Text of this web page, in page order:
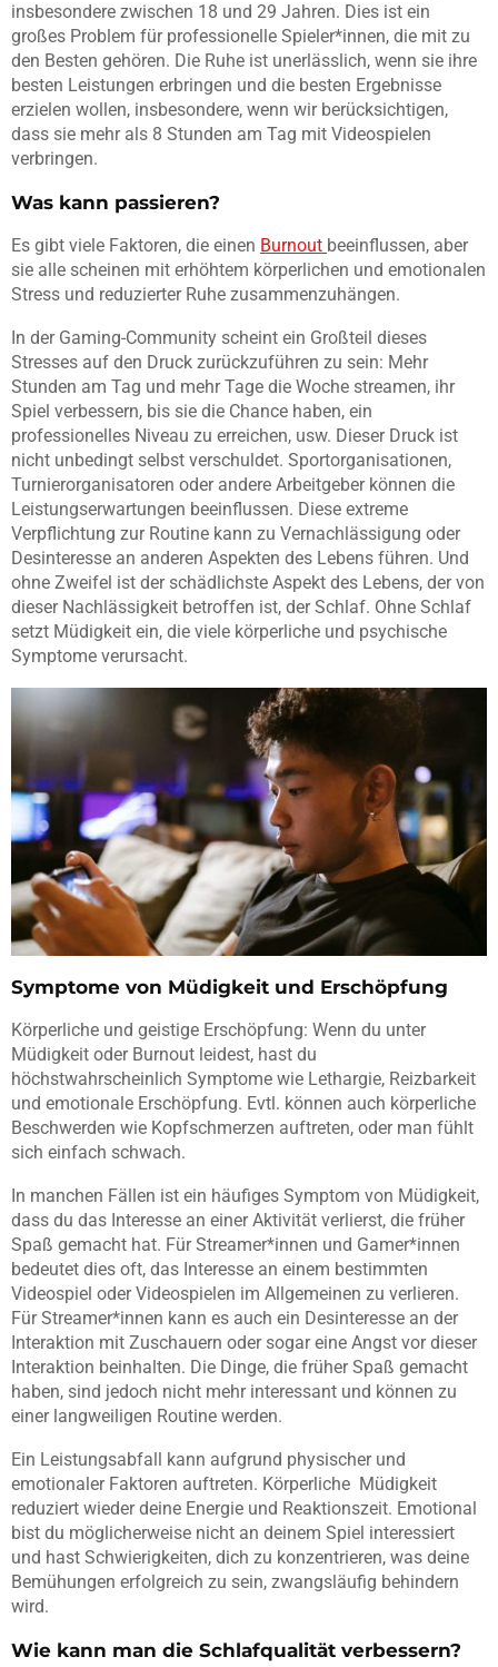
insbesondere zwischen 18 und 29 Jahren. Dies ist ein
großes Problem für professionelle Spieler*innen, die mit zu
den Besten gehören. Die Ruhe ist unerlässlich, wenn sie ihre
besten Leistungen erbringen und die besten Ergebnisse
erzielen wollen, insbesondere, wenn wir berücksichtigen,
dass sie mehr als 8 Stunden am Tag mit Videospielen
verbringen.
Was kann passieren?
Es gibt viele Faktoren, die einen Burnout beeinflussen, aber
sie alle scheinen mit erhöhtem körperlichen und emotionalen
Stress und reduzierter Ruhe zusammenzuhängen.
In der Gaming-Community scheint ein Großteil dieses
Stresses auf den Druck zurückzuführen zu sein: Mehr
Stunden am Tag und mehr Tage die Woche streamen, ihr
Spiel verbessern, bis sie die Chance haben, ein
professionelles Niveau zu erreichen, usw. Dieser Druck ist
nicht unbedingt selbst verschuldet. Sportorganisationen,
Turnierorganisatoren oder andere Arbeitgeber können die
Leistungserwartungen beeinflussen. Diese extreme
Verpflichtung zur Routine kann zu Vernachlässigung oder
Desinteresse an anderen Aspekten des Lebens führen. Und
ohne Zweifel ist der schädlichste Aspekt des Lebens, der von
dieser Nachlässigkeit betroffen ist, der Schlaf. Ohne Schlaf
setzt Müdigkeit ein, die viele körperliche und psychische
Symptome verursacht.
Symptome von Müdigkeit und Erschöpfung
Körperliche und geistige Erschöpfung: Wenn du unter
Müdigkeit oder Burnout leidest, hast du
höchstwahrscheinlich Symptome wie Lethargie, Reizbarkeit
und emotionale Erschöpfung. Evtl. können auch körperliche
Beschwerden wie Kopfschmerzen auftreten, oder man fühlt
sich einfach schwach.
In manchen Fällen ist ein häufiges Symptom von Müdigkeit,
dass du das Interesse an einer Aktivität verlierst, die früher
Spaß gemacht hat. Für Streamer*innen und Gamer*innen
bedeutet dies oft, das Interesse an einem bestimmten
Videospiel oder Videospielen im Allgemeinen zu verlieren.
Für Streamer*innen kann es auch ein Desinteresse an der
Interaktion mit Zuschauern oder sogar eine Angst vor dieser
Interaktion beinhalten. Die Dinge, die früher Spaß gemacht
haben, sind jedoch nicht mehr interessant und können zu
einer langweiligen Routine werden.
Ein Leistungsabfall kann aufgrund physischer und
emotionaler Faktoren auftreten. Körperliche Müdigkeit
reduziert wieder deine Energie und Reaktionszeit. Emotional
bist du möglicherweise nicht an deinem Spiel interessiert
und hast Schwierigkeiten, dich zu konzentrieren, was deine
Bemühungen erfolgreich zu sein, zwangsläufig behindern
wird.
Wie kann man die Schlafqualität verbessern?